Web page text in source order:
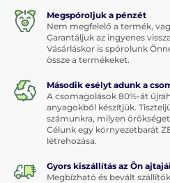
Megspóroljuk a pénzét
Nem megfelelő a termék,
Garantáljuk az ingyenes
Vásárláskor is spórolunk
össze a termékeket.
Második esélyt adunk a
A csomagolások 80%-át
anyagokból készítjük.
számunkra, milyen
Célunk egy környezetbarát
létrehozása.
Gyors kiszállítás az Ön
Megbízható és bevált